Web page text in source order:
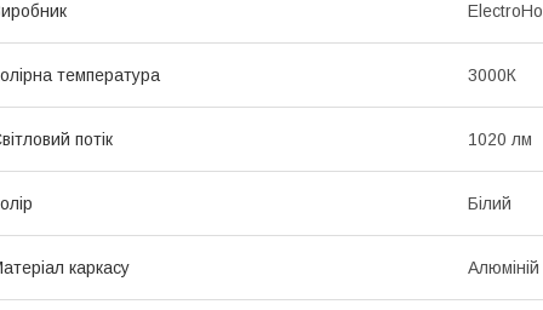
температура 3000К
потік 1020 лм
Білий
каркасу Алюміній